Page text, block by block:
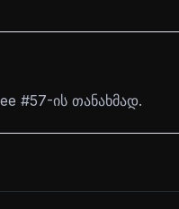
#57-ის თანახმად.